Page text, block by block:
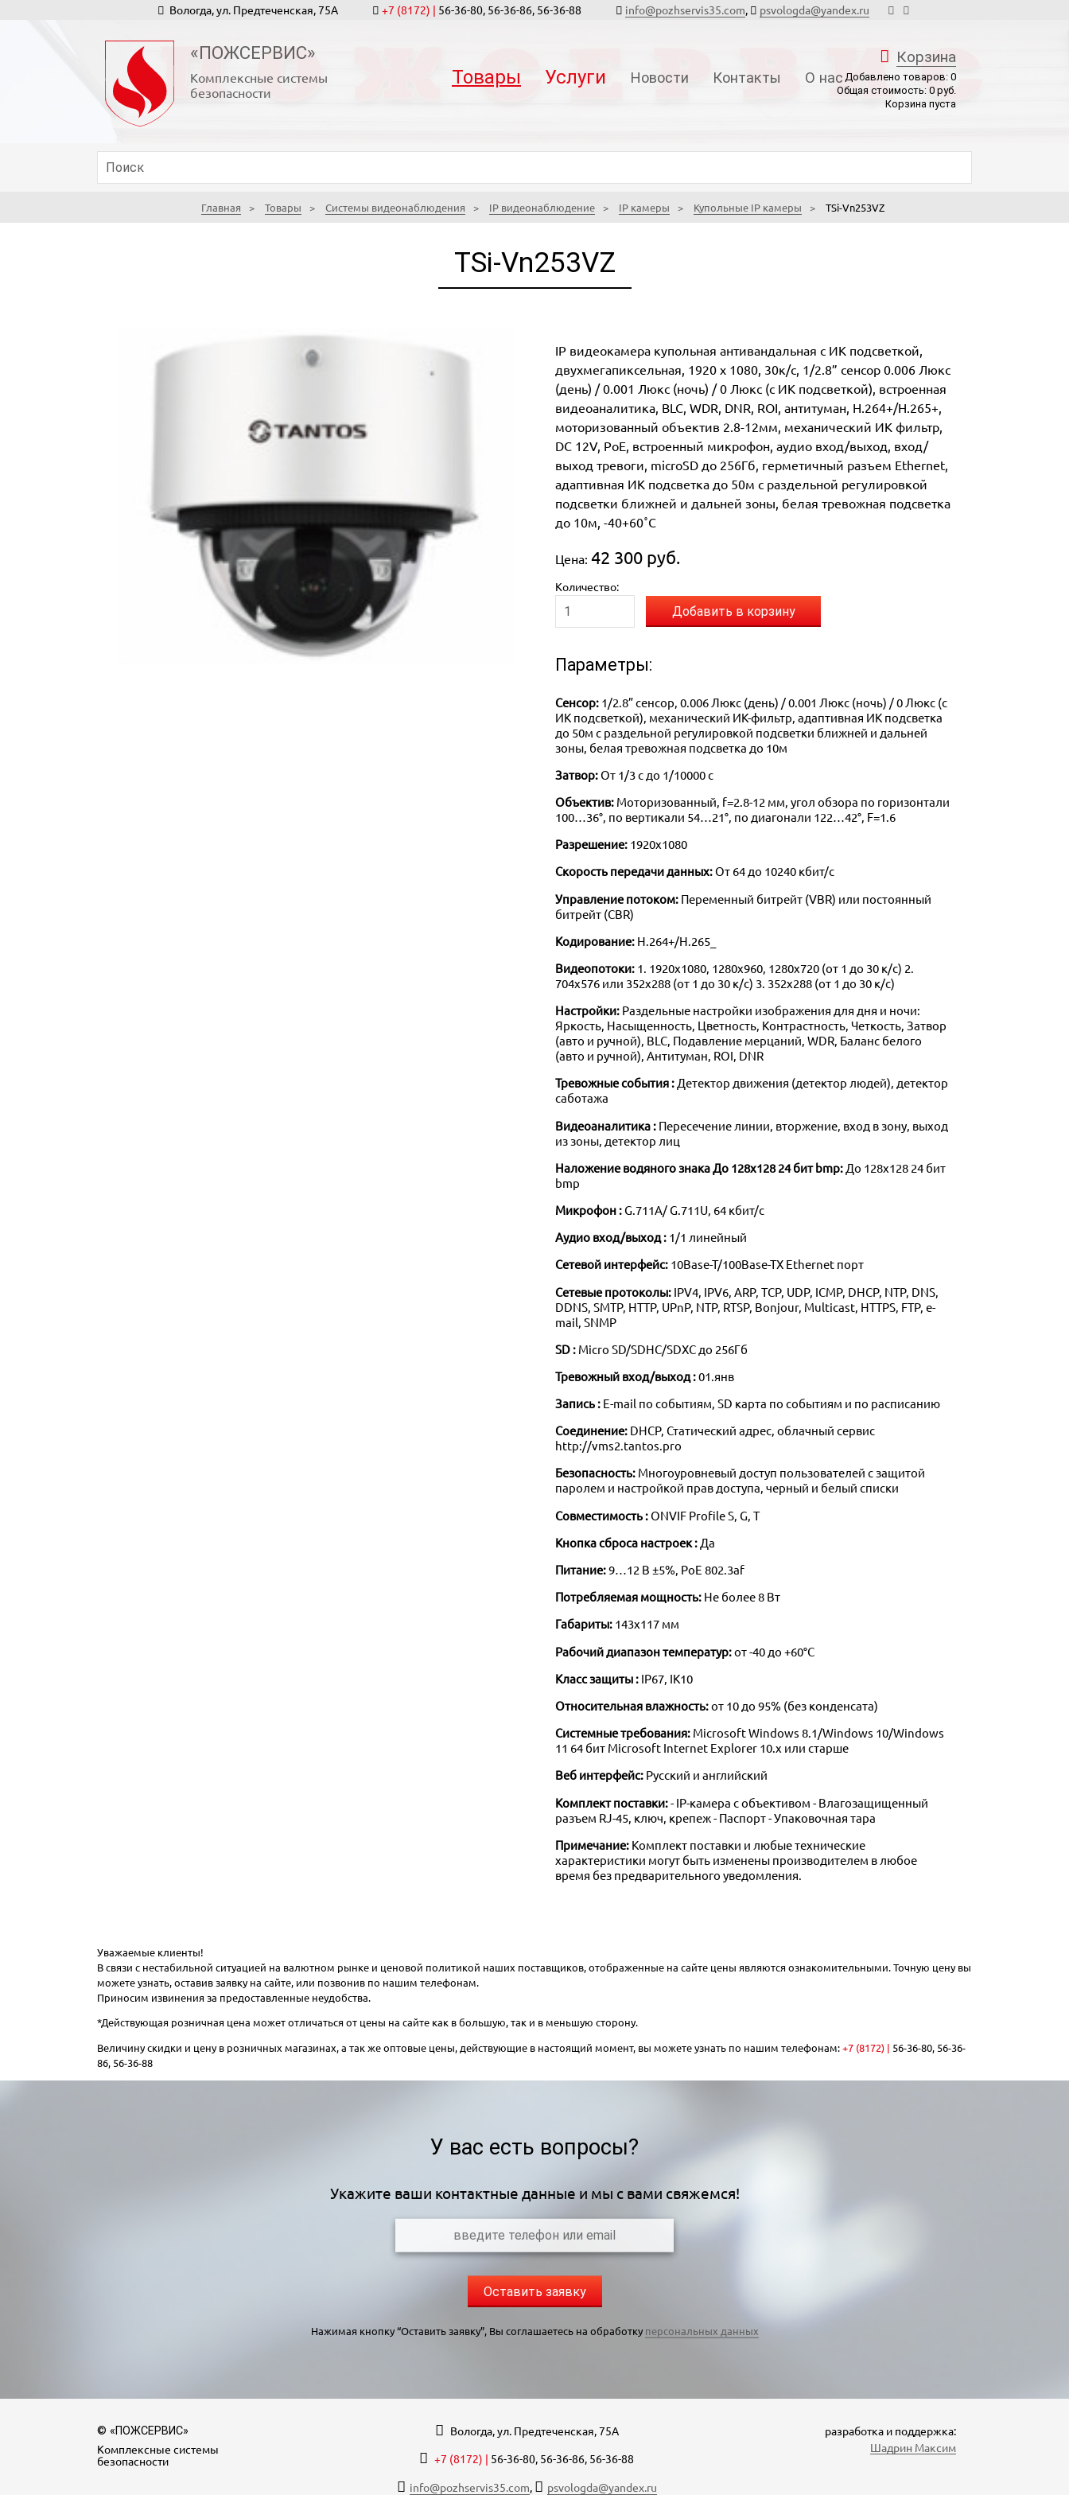
Вологда, ул. Предтеченская, 75А +7 (8172) | 56-36-80, 56-36-86, 56-36-88 info@pozhservis35.com, psvologda@yandex.ru
«ПОЖСЕРВИС»
Комплексные системы
безопасности
Товары Услуги Новости Контакты О нас
Корзина
Добавлено товаров: 0
Общая стоимость: 0 руб.
Корзина пуста
Главная Товары Системы видеонаблюдения IP видеонаблюдение IP камеры Купольные IP камеры TSi-Vn253VZ
TSi-Vn253VZ
IP видеокамера купольная антивандальная с ИК подсветкой,
двухмегапиксельная, 1920 x 1080, 30к/с, 1/2.8” сенсор 0.006 Люкс
(день) / 0.001 Люкс (ночь) / 0 Люкс (с ИК подсветкой), встроенная
видеоаналитика, BLC, WDR, DNR, ROI, антитуман, Н.264+/H.265+,
моторизованный объектив 2.8-12мм, механический ИК фильтр,
DC 12V, PoE, встроенный микрофон, аудио вход/выход, вход/
выход тревоги, microSD до 256Гб, герметичный разъем Ethernet,
адаптивная ИК подсветка до 50м с раздельной регулировкой
подсветки ближней и дальней зоны, белая тревожная подсветка
до 10м, -40+60˚C
Цена: 42 300 руб.
Количество:
Добавить в корзину
Параметры:
Сенсор: 1/2.8” сенсор, 0.006 Люкс (день) / 0.001 Люкс (ночь) / 0 Люкс (с
ИК подсветкой), механический ИК-фильтр, адаптивная ИК подсветка
до 50м с раздельной регулировкой подсветки ближней и дальней
зоны, белая тревожная подсветка до 10м
Затвор:От 1/3 с до 1/10000 с
Объектив: Моторизованный, f=2.8-12 мм, угол обзора по горизонтали
100…36°, по вертикали 54…21°, по диагонали 122…42°, F=1.6
Разрешение: 1920х1080
Скорость передачи данных:От 64 до 10240 кбит/с
Управление потоком: Переменный битрейт (VBR) или постоянный
битрейт (CBR)
Кодирование: H.264+/H.265_
Видеопотоки: 1. 1920x1080, 1280х960, 1280х720 (от 1 до 30 к/с) 2.
704x576 или 352x288 (от 1 до 30 к/с) 3. 352x288 (от 1 до 30 к/с)
Настройки: Раздельные настройки изображения для дня и ночи:
Яркость, Насыщенность, Цветность, Контрастность, Четкость, Затвор
(авто и ручной), BLC, Подавление мерцаний, WDR, Баланс белого
(авто и ручной), Антитуман, ROI, DNR
Тревожные события : Детектор движения (детектор людей), детектор
саботажа
Видеоаналитика : Пересечение линии, вторжение, вход в зону, выход
из зоны, детектор лиц
Наложение водяного знака До 128х128 24 бит bmp: До 128х128 24 бит
bmp
Микрофон :G.711A/ G.711U, 64 кбит/с
Аудио вход/выход : 1/1 линейный
Сетевой интерфейс: 10Base-T/100Base-TX Ethernet порт
Сетевые протоколы: IPV4, IPV6, ARP, TCP, UDP, ICMP, DHCP, NTP, DNS,
DDNS, SMTP, HTTP, UPnP, NTP, RTSP, Bonjour, Multicast, HTTPS, FTP, e-
mail, SNMP
SD : Micro SD/SDHC/SDXC до 256Гб
Тревожный вход/выход :01.янв
Запись : E-mail по событиям, SD карта по событиям и по расписанию
Соединение: DHCP, Статический адрес, облачный сервис
http://vms2.tantos.pro
Безопасность: Многоуровневый доступ пользователей с защитой
паролем и настройкой прав доступа, черный и белый списки
Совместимость :ONVIF Profile S, G, T
Кнопка сброса настроек : Да
Питание:9…12 В ±5%, PoE 802.3af
Потребляемая мощность: Не более 8 Вт
Габариты: 143х117 мм
Рабочий диапазон температур:от -40 до +60°С
Класс защиты : IP67, IK10
Относительная влажность:от 10 до 95% (без конденсата)
Системные требования: Microsoft Windows 8.1/Windows 10/Windows
11 64 бит Microsoft Internet Explorer 10.x или старше
Веб интерфейс: Русский и английский
Комплект поставки:- IP-камера с объективом - Влагозащищенный
разъем RJ-45, ключ, крепеж - Паспорт - Упаковочная тара
Примечание: Комплект поставки и любые технические
характеристики могут быть изменены производителем в любое
время без предварительного уведомления.
Уважаемые клиенты!
В связи с нестабильной ситуацией на валютном рынке и ценовой политикой наших поставщиков, отображенные на сайте цены являются ознакомительными. Точную цену вы
можете узнать, оставив заявку на сайте, или позвонив по нашим телефонам.
Приносим извинения за предоставленные неудобства.
*Действующая розничная цена может отличаться от цены на сайте как в большую, так и в меньшую сторону.
Величину скидки и цену в розничных магазинах, а так же оптовые цены, действующие в настоящий момент, вы можете узнать по нашим телефонам:+7 (8172) | 56-36-80, 56-36-
86, 56-36-88
У вас есть вопросы?
Укажите ваши контактные данные и мы с вами свяжемся!
Оставить заявку
Нажимая кнопку “Оставить заявку”, Вы соглашаетесь на обработку персональных данных
© «ПОЖСЕРВИС»
Комплексные системы
безопасности
Вологда, ул. Предтеченская, 75А
+7 (8172) | 56-36-80, 56-36-86, 56-36-88
info@pozhservis35.com, psvologda@yandex.ru
разработка и поддержка:
Шадрин Максим